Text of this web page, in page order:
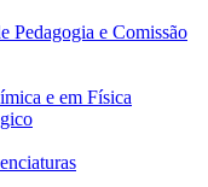
Pedagogia e Comissão
e em Física